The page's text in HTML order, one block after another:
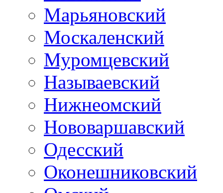
Марьяновский
Москаленский
Муромцевский
Называевский
Нижнеомский
Нововаршавский
Одесский
Оконешниковский